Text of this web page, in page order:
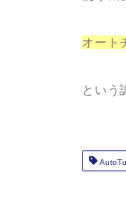
オート
という